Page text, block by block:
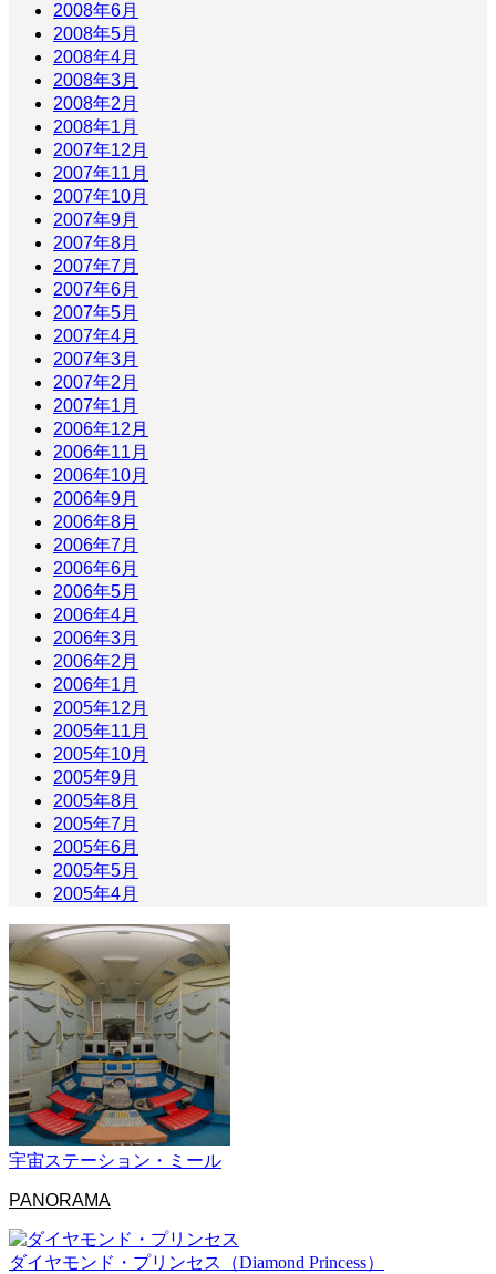
2008年6月
2008年5月
2008年4月
2008年3月
2008年2月
2008年1月
2007年12月
2007年11月
2007年10月
2007年9月
2007年8月
2007年7月
2007年6月
2007年5月
2007年4月
2007年3月
2007年2月
2007年1月
2006年12月
2006年11月
2006年10月
2006年9月
2006年8月
2006年7月
2006年6月
2006年5月
2006年4月
2006年3月
2006年2月
2006年1月
2005年12月
2005年11月
2005年10月
2005年9月
2005年8月
2005年7月
2005年6月
2005年5月
2005年4月
宇宙ステーション・ミール
PANORAMA
ダイヤモンド・プリンセス（Diamond Princess）